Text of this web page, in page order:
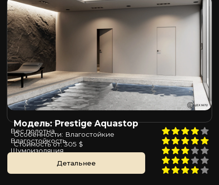
Модель: Prestige Aquastop
Особенности: Влагостойкие
Стоимость от: 305 $
Детальнее
Вес полотна
Влагостойкость
Шумоизоляция
Пожаростойкость